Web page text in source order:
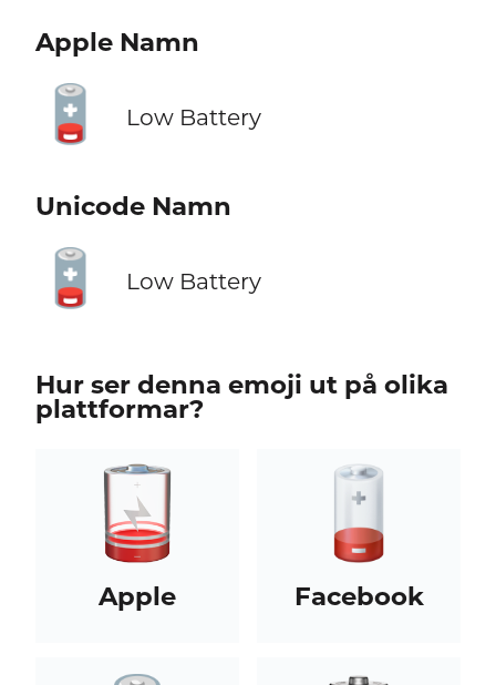
Apple Namn
🪫 Low Battery
Unicode Namn
🪫 Low Battery
Hur ser denna emoji ut på olika
plattformar?
Apple Facebook